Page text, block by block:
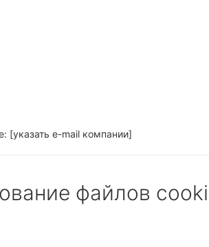
[указать e-mail компании]
файлов